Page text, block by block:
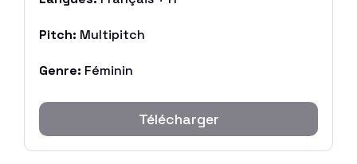
Pitch: Multipitch
Genre: Féminin
Télécharger